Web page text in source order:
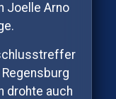
Joelle Arno
drohte auch